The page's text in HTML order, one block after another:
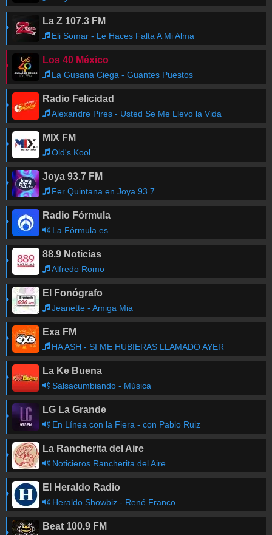
-88.1 FM
Los 40 México Mapa de frecuencias
La Z 107.3 FM
Eli Somar - Le Haces Falta A Mi Alma
Los 40 México
La Gusana Ciega - Guantes Puestos
Radio Felicidad
Alexandre Pires - Usted Se Me Llevo la Vida
MIX FM
Old's Kool
Joya 93.7 FM
Fer Quintana en Joya 93.7
Radio Fórmula
La Fórmula es...
88.9 Noticias
Alfredo Romo
El Fonógrafo
Jeanette - Amiga Mia
Exa FM
HA ASH - SI ME HUBIERAS LLAMADO AYER
La Ke Buena
Salsacumbiando - Música
LG La Grande
En Línea con la Fiera - con Pablo Ruiz
La Rancherita del Aire
Noticieros Rancherita del Aire
El Heraldo Radio
Heraldo Showbiz - René Franco
Beat 100.9 FM